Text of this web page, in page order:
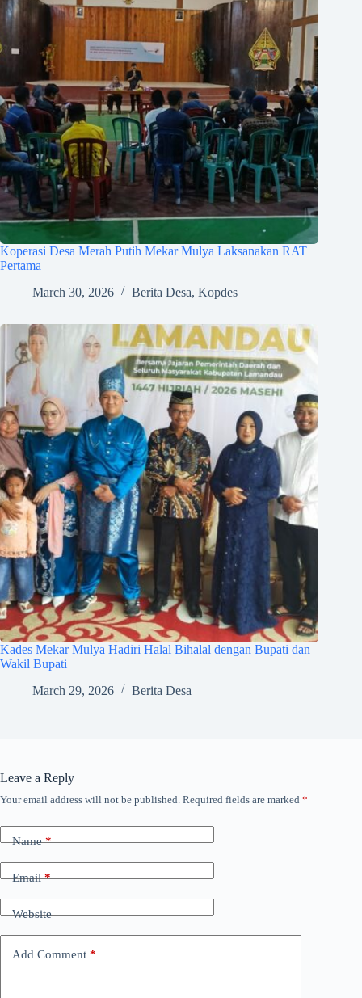
Koperasi Desa Merah Putih Mekar Mulya Laksanakan RAT
Pertama
March 30, 2026
Berita Desa, Kopdes
Kades Mekar Mulya Hadiri Halal Bihalal dengan Bupati dan
Wakil Bupati
March 29, 2026
Berita Desa
Leave a Reply
Your email address will not be published. Required fields are marked *
Name*
Email*
Website
Add Comment *